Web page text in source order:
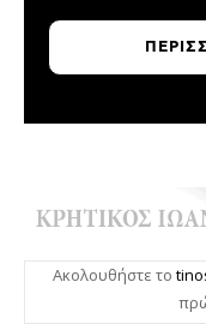
Ακολουθήστε το